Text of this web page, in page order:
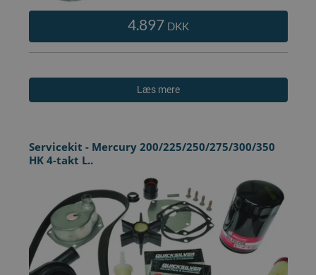
4.897 DKK
Læs mere
Servicekit - Mercury 200/225/250/275/300/350
HK 4-takt L..